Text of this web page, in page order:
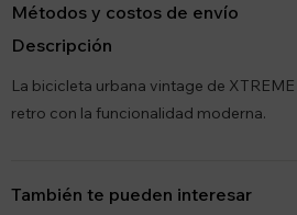
Métodos y costos de envío
Descripción
La bicicleta urbana vintage de
retro con la funcionalidad moderna.
También te pueden interesar